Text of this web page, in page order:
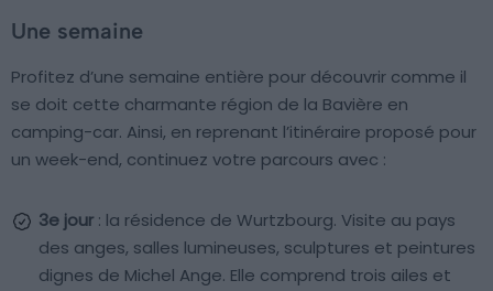
Une semaine
Profitez d’une semaine entière pour découvrir comme il
se doit cette charmante région de la Bavière en
camping-car. Ainsi, en reprenant l’itinéraire proposé pour
un week-end, continuez votre parcours avec :
3e jour : la résidence de Wurtzbourg. Visite au pays
des anges, salles lumineuses, sculptures et peintures
dignes de Michel Ange. Elle comprend trois ailes et